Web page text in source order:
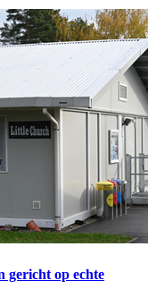
op echte